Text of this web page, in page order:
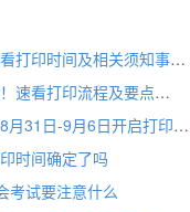
广西2026年中级会计准考证打印通知！速看打印时间及相关须知事项
湖南2026年中级会计准考证打印时间确定！速看打印流程及要点
河北2027会计中级准考证打印要求明确！8月31日-9月6日开启打印入口
时间确定了吗
考试要注意什么